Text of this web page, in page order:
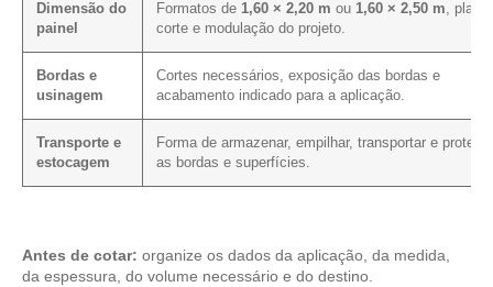
Dimensão do
painel
Formatos de 1,60 × 2,20 m ou 1,60 × 2,50 m, plano
corte e modulação do projeto.
Bordas e
usinagem
Cortes necessários, exposição das bordas e
acabamento indicado para a aplicação.
Transporte e
estocagem
Forma de armazenar, empilhar, transportar e proteger
as bordas e superfícies.
Antes de cotar: organize os dados da aplicação, da medida,
da espessura, do volume necessário e do destino.